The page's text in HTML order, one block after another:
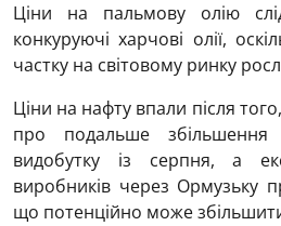
Ціни на пальмову олію
конкуруючі харчові олії,
частку на світовому ринку
Ціни на нафту впали після
про подальше збільшення
видобутку із серпня, а
виробників через Ормузьку
що потенційно може